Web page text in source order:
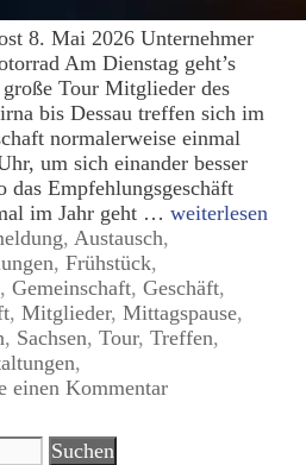
8. Mai 2026 Unternehmer
Am Dienstag geht’s
Tour Mitglieder des
bis Dessau treffen sich im
normalerweise einmal
um sich einander besser
das Empfehlungsgeschäft
im Jahr geht … weiterlesen
, Austausch,
, Frühstück,
, Gemeinschaft, Geschäft,
, Mitglieder, Mittagspause,
, Sachsen, Tour, Treffen,
,
einen Kommentar